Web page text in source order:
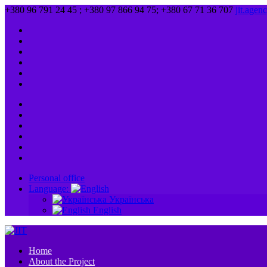
+380 96 791 24 45 ; +380 97 866 94 75; +380 67 71 36 707
Personal office
Language:
Українська
English
Home
About the Project